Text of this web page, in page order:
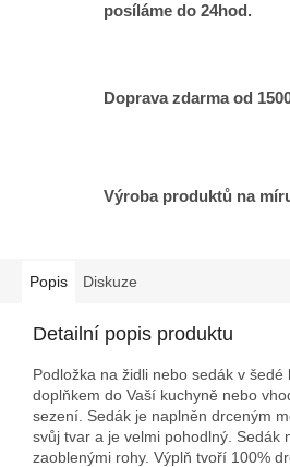
posíláme do 24hod.
Doprava zdarma od
Výroba produktů na
Popis Diskuze
Detailní popis produktu
Podložka na židli nebo sedák v šedé
doplňkem do Vaší kuchyně nebo
sezení. Sedák je naplněn drceným
svůj tvar a je velmi pohodlný. Sedák
zaoblenými rohy. Výplň tvoří 100%